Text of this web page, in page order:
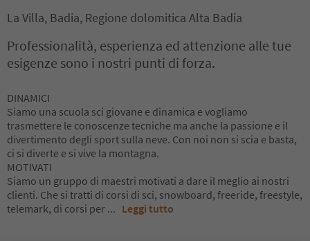
La Villa, Badia, Regione dolomitica Alta Badia
Professionalità, esperienza ed attenzione alle tue
esigenze sono i nostri punti di forza.
DINAMICI
Siamo una scuola sci giovane e dinamica e vogliamo
trasmettere le conoscenze tecniche ma anche la passione e il
divertimento degli sport sulla neve. Con noi non si scia e basta,
ci si diverte e si vive la montagna.
MOTIVATI
Siamo un gruppo di maestri motivati a dare il meglio ai nostri
clienti. Che si tratti di corsi di sci, snowboard, freeride, freestyle,
telemark, di corsi per ... Leggi tutto